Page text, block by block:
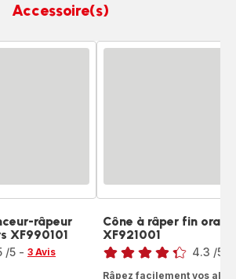
Accessoire(s)
râpeur
XF990101
/5 - 3 Avis
Cône à râper fin
XF921001
Note
4.3 /5
Râpez facilement vos